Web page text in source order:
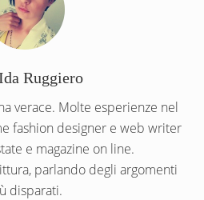
Ruggiero
verace. Molte esperienze nel
fashion designer e web writer
e magazine on line.
parlando degli argomenti
disparati.